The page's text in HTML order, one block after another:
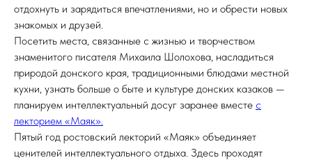
отдохнуть и зарядиться впечатлениями, но и обрести новых
знакомых и друзей.
Посетить места, связанные с жизнью и творчеством
знаменитого писателя Михаила Шолохова, насладиться
природой донского края, традиционными блюдами местной
кухни, узнать больше о быте и культуре донских казаков —
планируем интеллектуальный досуг заранее вместе с
лекторием «Маяк».
Пятый год ростовский лекторий «Маяк» объединяет
ценителей интеллектуального отдыха. Здесь проходят